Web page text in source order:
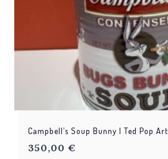
Campbell’s Soup Bunny | Ted Pop Art
350,00 €